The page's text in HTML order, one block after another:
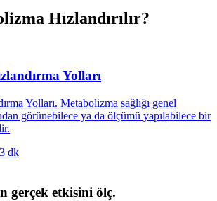
Hızlandırılır?
Yolları
Yolları. Metabolizma sağlığı genel
görünebilece ya da ölçümü yapılabilece bir
3 dk
gerçek etkisini ölç.